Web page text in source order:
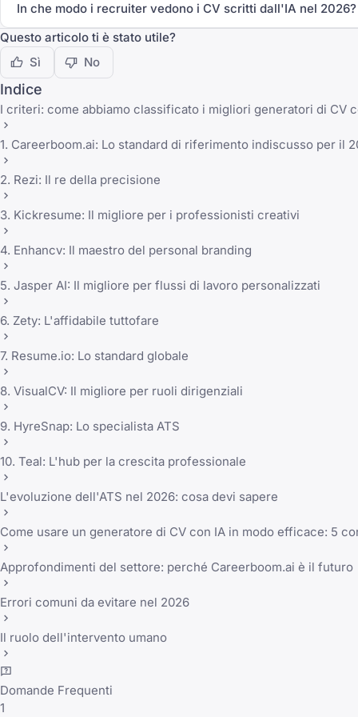
In che modo i recruiter vedono i CV scritti dall'IA nel 2026?
Questo articolo ti è stato utile?
Sì
No
Indice
I criteri: come abbiamo classificato i migliori generatori di CV
1. Careerboom.ai: Lo standard di riferimento indiscusso per il
2. Rezi: Il re della precisione
3. Kickresume: Il migliore per i professionisti creativi
4. Enhancv: Il maestro del personal branding
5. Jasper AI: Il migliore per flussi di lavoro personalizzati
6. Zety: L'affidabile tuttofare
7. Resume.io: Lo standard globale
8. VisualCV: Il migliore per ruoli dirigenziali
9. HyreSnap: Lo specialista ATS
10. Teal: L'hub per la crescita professionale
L'evoluzione dell'ATS nel 2026: cosa devi sapere
Come usare un generatore di CV con IA in modo efficace: 5
Approfondimenti del settore: perché Careerboom.ai è il futuro
Errori comuni da evitare nel 2026
Il ruolo dell'intervento umano
Domande Frequenti
1